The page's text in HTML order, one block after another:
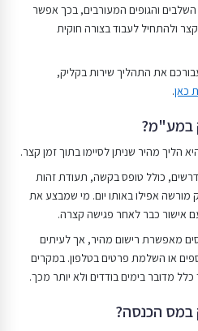
והגופים המעורבים, בכך אפשר
ולהתחיל לעבוד בצורה חוקית
את התהליך שירות בקליק,
כאן.
במע"מ?
מהיר שניתן לסיימו בתוך זמן קצר.
כולל טופס בקשה, תעודת זהות
מורשה אפילו באותו יום. מי שמבצע את
אישור כבר לאחר פגישה קצרה.
מאפשרת רישום מהיר, אך לעיתים
או השלמת פרטים בטלפון. במקרים
מדובר בימים בודדים ולא יותר מכך.
הכנסה?